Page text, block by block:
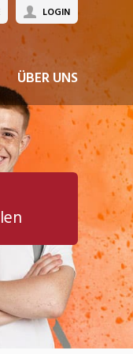
ÜBER UNS
LOGIN
JETZT BEWERBEN